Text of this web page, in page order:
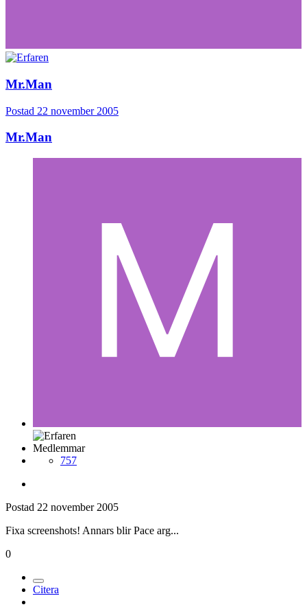
Mr.Man
Postad 22 november 2005
Mr.Man
Medlemmar
757
Postad 22 november 2005
Fixa screenshots! Annars blir Pace arg...
0
Citera